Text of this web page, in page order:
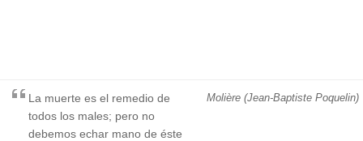
Molière (Jean-Baptiste Poquelin)
La muerte es el remedio de
todos los males; pero no
debemos echar mano de éste